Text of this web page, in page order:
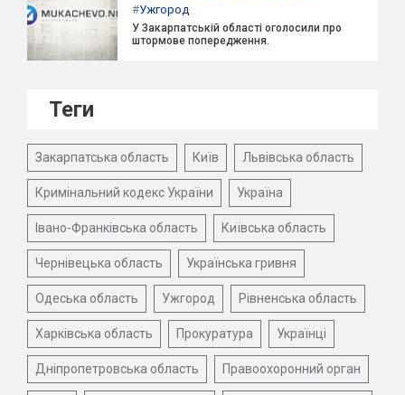
#Ужгород
У Закарпатській області оголосили про
штормове попередження.
Теги
Закарпатська область Київ Львівська область
Кримінальний кодекс України Україна
Івано-Франківська область Київська область
Чернівецька область Українська гривня
Одеська область Ужгород Рівненська область
Харківська область Прокуратура Українці
Дніпропетровська область Правоохоронний орган